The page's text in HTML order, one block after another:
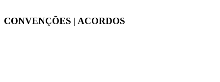
CONVENÇÕES | ACORDOS